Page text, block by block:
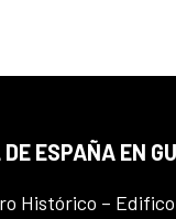
ESPAÑA EN
Histórico –